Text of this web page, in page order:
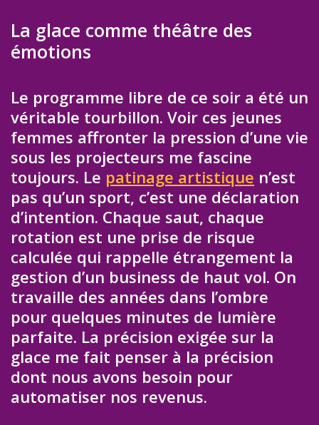
La glace comme théâtre des
émotions
Le programme libre de ce soir a été un
véritable tourbillon. Voir ces jeunes
femmes affronter la pression d’une vie
sous les projecteurs me fascine
toujours. Le patinage artistique n’est
pas qu’un sport, c’est une déclaration
d’intention. Chaque saut, chaque
rotation est une prise de risque
calculée qui rappelle étrangement la
gestion d’un business de haut vol. On
travaille des années dans l’ombre
pour quelques minutes de lumière
parfaite. La précision exigée sur la
glace me fait penser à la précision
dont nous avons besoin pour
automatiser nos revenus.